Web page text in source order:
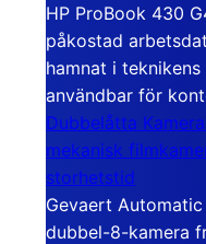
HP ProBook 430
påkostad
hamnat i
användbar för
Dubbelåtta
mekanisk
storhetstid
Gevaert
dubbel-8-kamera